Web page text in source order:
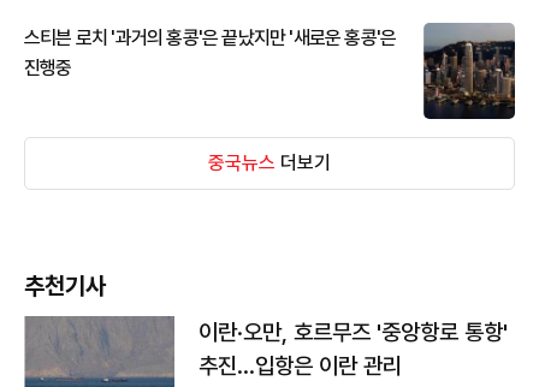
스티븐 로치 '과거의 홍콩'은 끝났지만 '새로운 홍콩'은
진행중
중국뉴스 더보기
추천기사
이란·오만, 호르무즈 '중앙항로 통항'
추진…입항은 이란 관리